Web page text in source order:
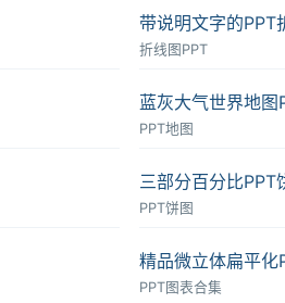
带说明文字的PPT
折线图PPT
蓝灰大气世界地图
PPT地图
三部分百分比PPT
PPT饼图
精品微立体扁平化
PPT图表合集